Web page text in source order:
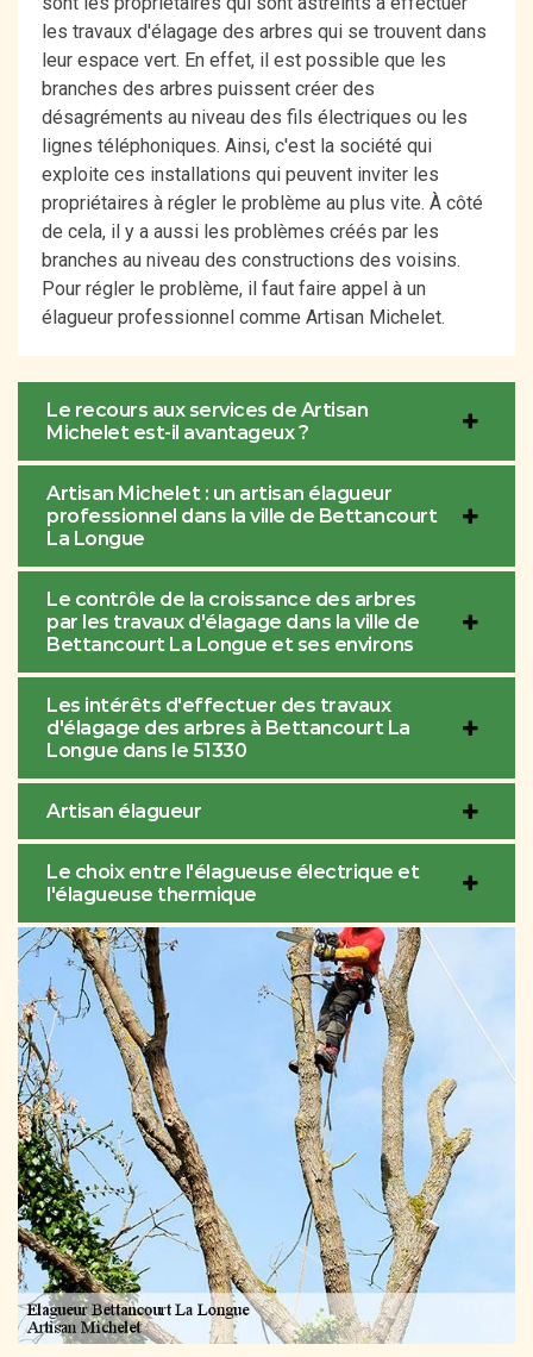
les travaux d'élagage des arbres qui se trouvent dans
leur espace vert. En effet, il est possible que les
branches des arbres puissent créer des
désagréments au niveau des fils électriques ou les
lignes téléphoniques. Ainsi, c'est la société qui
exploite ces installations qui peuvent inviter les
propriétaires à régler le problème au plus vite. À côté
de cela, il y a aussi les problèmes créés par les
branches au niveau des constructions des voisins.
Pour régler le problème, il faut faire appel à un
élagueur professionnel comme Artisan Michelet.
Le recours aux services de Artisan
Michelet est-il avantageux ?
Artisan Michelet : un artisan élagueur
professionnel dans la ville de Bettancourt
La Longue
Le contrôle de la croissance des arbres
par les travaux d'élagage dans la ville de
Bettancourt La Longue et ses environs
Les intérêts d'effectuer des travaux
d'élagage des arbres à Bettancourt La
Longue dans le 51330
Artisan élagueur
Le choix entre l'élagueuse électrique et
l'élagueuse thermique